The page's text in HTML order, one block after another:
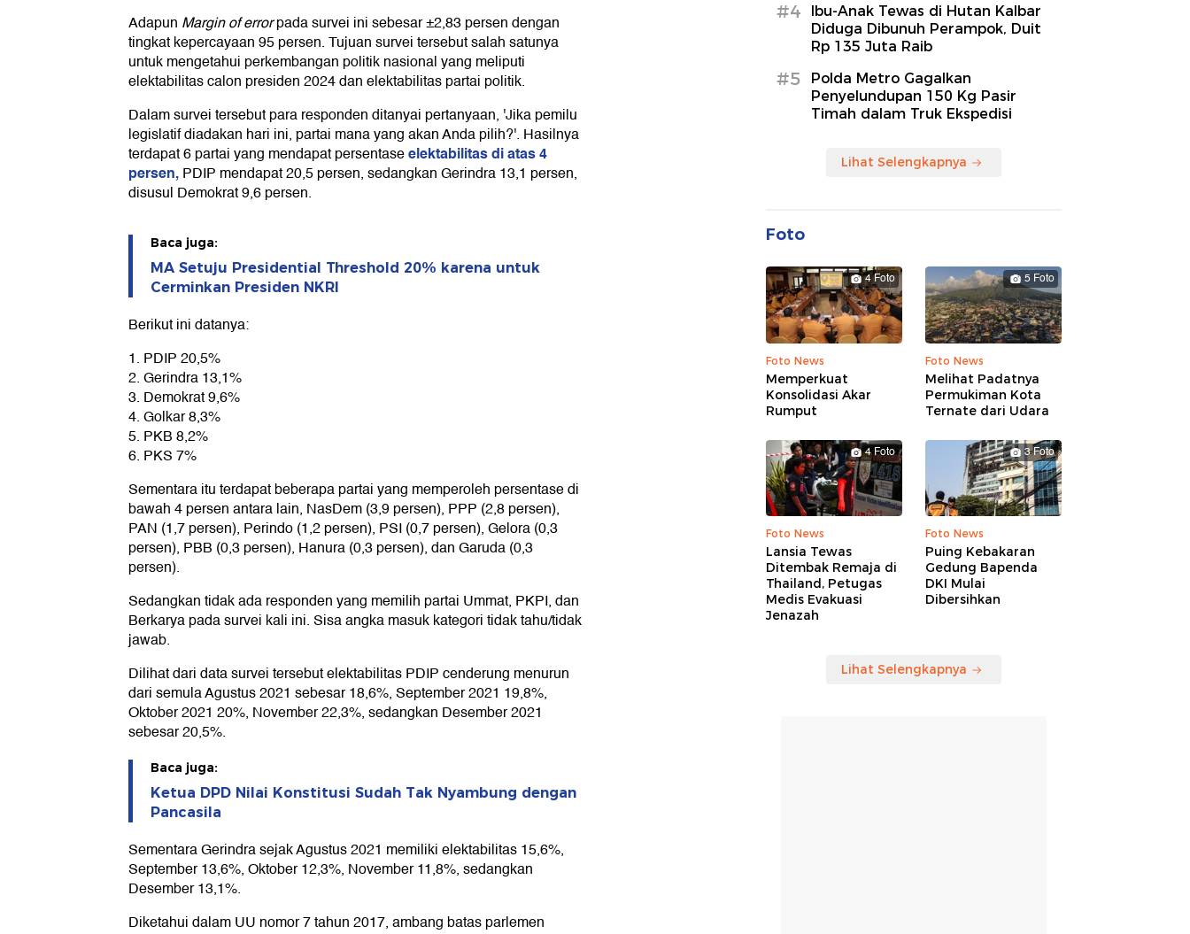
Adapun Margin of errorpada survei ini sebesar ±2,83 persen dengan
tingkat kepercayaan 95 persen. Tujuan survei tersebut salah satunya
untuk mengetahui perkembangan politik nasional yang meliputi
elektabilitas calon presiden 2024 dan elektabilitas partai politik.
Dalam survei tersebut para responden ditanyai pertanyaan, 'Jika pemilu
legislatif diadakan hari ini, partai mana yang akan Anda pilih?'. Hasilnya
terdapat 6 partai yang mendapat persentaseelektabilitas di atas 4
persen,PDIP mendapat 20,5 persen, sedangkan Gerindra 13,1 persen,
disusul Demokrat 9,6 persen.
Baca juga:
MA Setuju Presidential Threshold 20% karena untuk
Cerminkan Presiden NKRI
Berikut ini datanya:
1. PDIP 20,5%
2. Gerindra 13,1%
3. Demokrat 9,6%
4. Golkar 8,3%
5. PKB 8,2%
6. PKS 7%
Sementara itu terdapat beberapa partai yang memperoleh persentase di
bawah 4 persen antara lain, NasDem (3,9 persen), PPP (2,8 persen),
PAN (1,7 persen), Perindo (1,2 persen), PSI (0,7 persen), Gelora (0,3
persen), PBB (0,3 persen), Hanura (0,3 persen), dan Garuda (0,3
persen).
Sedangkan tidak ada responden yang memilih partai Ummat, PKPI, dan
Berkarya pada survei kali ini. Sisa angka masuk kategori tidak tahu/tidak
jawab.
Dilihat dari data survei tersebut elektabilitas PDIP cenderung menurun
dari semula Agustus 2021 sebesar 18,6%, September 2021 19,8%,
Oktober 2021 20%, November 22,3%, sedangkan Desember 2021
sebesar 20,5%.
Baca juga:
Ketua DPD Nilai Konstitusi Sudah Tak Nyambung dengan
Pancasila
Sementara Gerindra sejak Agustus 2021 memiliki elektabilitas 15,6%,
September 13,6%, Oktober 12,3%, November 11,8%, sedangkan
Desember 13,1%.
Diketahui dalam UU nomor 7 tahun 2017, ambang batas parlemen
#4
Ibu-Anak Tewas di Hutan Kalbar
Diduga Dibunuh Perampok, Duit
Rp 135 Juta Raib
#5
Polda Metro Gagalkan
Penyelundupan 150 Kg Pasir
Timah dalam Truk Ekspedisi
Lihat Selengkapnya
Foto
4 Foto
Foto News
Memperkuat
Konsolidasi Akar
Rumput
5 Foto
Foto News
Melihat Padatnya
Permukiman Kota
Ternate dari Udara
4 Foto
Foto News
Lansia Tewas
Ditembak Remaja di
Thailand, Petugas
Medis Evakuasi
Jenazah
3 Foto
Foto News
Puing Kebakaran
Gedung Bapenda
DKI Mulai
Dibersihkan
Lihat Selengkapnya